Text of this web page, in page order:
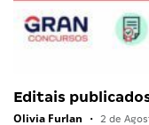
Editais
Olivia Furlan • 2 de